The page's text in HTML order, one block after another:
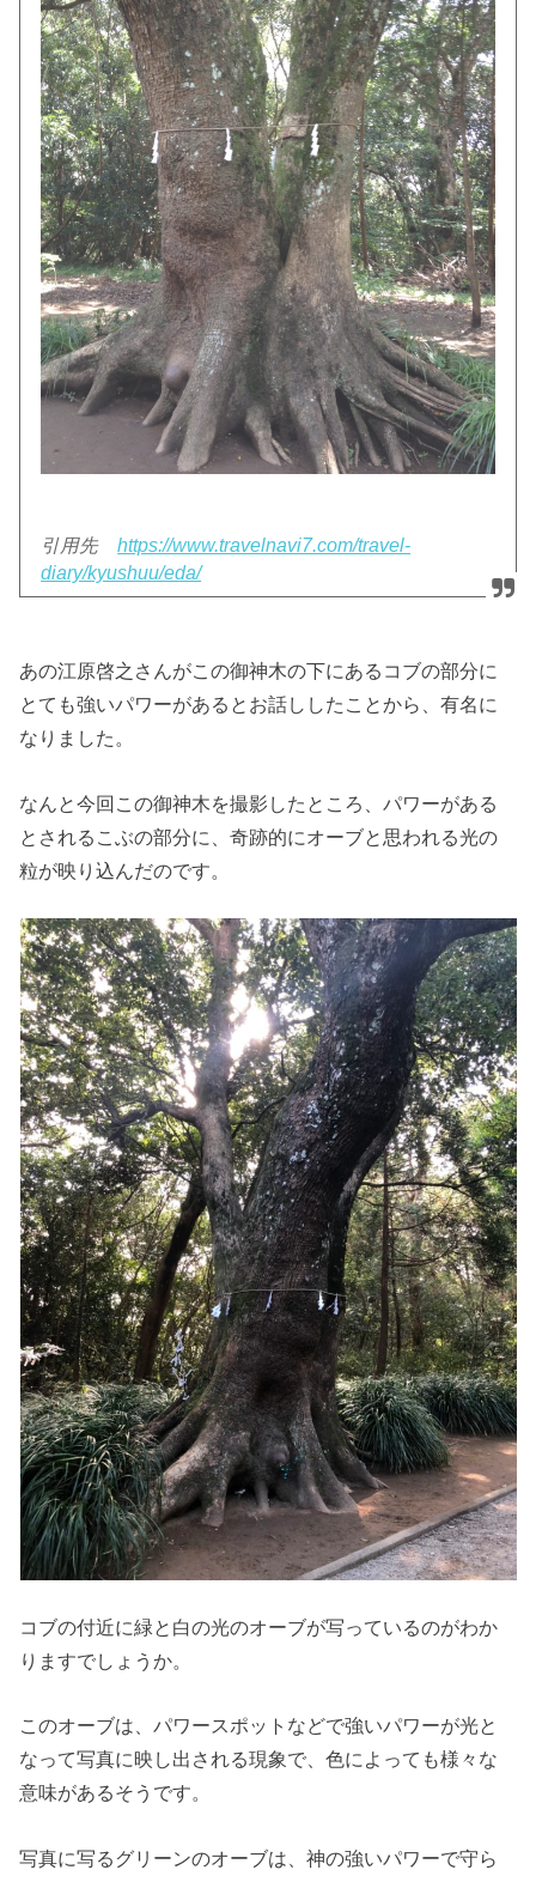
引用先https://www.travelnavi7.com/travel-
diary/kyushuu/eda/
あの江原啓之さんがこの御神木の下にあるコブの部分に
とても強いパワーがあるとお話ししたことから、有名に
なりました。
なんと今回この御神木を撮影したところ、パワーがある
とされるこぶの部分に、奇跡的にオーブと思われる光の
粒が映り込んだのです。
コブの付近に緑と白の光のオーブが写っているのがわか
りますでしょうか。
このオーブは、パワースポットなどで強いパワーが光と
なって写真に映し出される現象で、色によっても様々な
意味があるそうです。
写真に写るグリーンのオーブは、神の強いパワーで守ら